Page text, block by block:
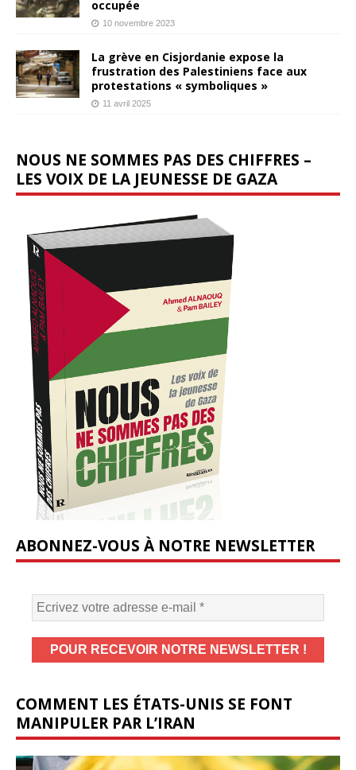
occupée
10 novembre 2023
La grève en Cisjordanie expose la
frustration des Palestiniens face aux
protestations « symboliques »
11 avril 2025
NOUS NE SOMMES PAS DES CHIFFRES –
LES VOIX DE LA JEUNESSE DE GAZA
ABONNEZ-VOUS À NOTRE NEWSLETTER
COMMENT LES ÉTATS-UNIS SE FONT
MANIPULER PAR L’IRAN